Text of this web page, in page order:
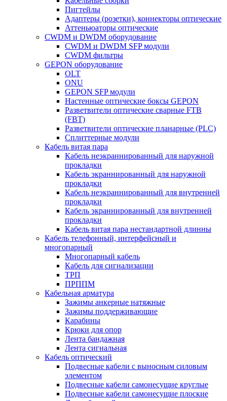
Пигтейлы
Адаптеры (розетки), коннекторы оптические
Аттеньюаторы оптические
CWDM и DWDM оборудование
CWDM и DWDM SFP модули
CWDM фильтры
GEPON оборудование
OLT
ONU
GEPON SFP модули
Настенные оптические боксы GEPON
Разветвители оптические сварные FTB
(FBT)
Разветвители оптические планарные (PLC)
Сплиттерные модули
Кабель витая пара
Кабель неэкраннированный для наружной
прокладки
Кабель экраннированный для наружной
прокладки
Кабель неэкраннированный для внутренней
прокладки
Кабель экраннированный для внутренней
прокладки
Кабель витая пара нестандартной длинны
Кабель телефонный, интерфейсный и
многопарный
Многопарный кабель
Кабель для сигнализации
ТРП
ПРППМ
Кабельная арматура
Зажимы анкерные натяжные
Зажимы поддерживающие
Карабины
Крюки для опор
Лента бандажная
Лента сигнальная
Кабель оптический
Подвесные кабели с выносным силовым
элементом
Подвесные кабели самонесущие круглые
Подвесные кабели самонесущие плоские